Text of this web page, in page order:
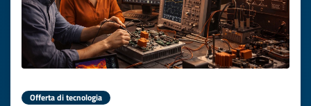
Offerta di tecnologia